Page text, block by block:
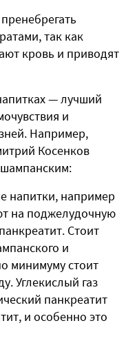
так как
кровь и приводят
— лучший
и
Например,
Косенков
шампанским:
напитки, например
на поджелудочную
Стоит
и
минимуму стоит
Углекислый газ
панкреатит
и особенно это